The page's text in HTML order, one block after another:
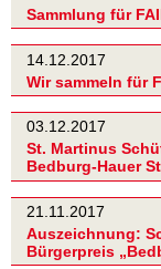
Sammlung für
14.12.2017
Wir sammeln für
03.12.2017
St. Martinus
Bedburg-Hauer
21.11.2017
Auszeichnung:
Bürgerpreis